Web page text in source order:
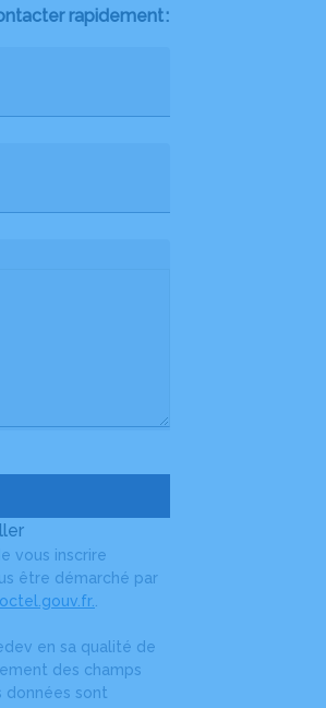
rapidement :
vous inscrire
être démarché par
en sa qualité de
des champs
données sont